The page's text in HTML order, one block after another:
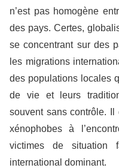
n’est pas homogène
des pays. Certes,
se concentrant sur des
les migrations
des populations locales
de vie et leurs
souvent sans contrôle.
xénophobes à
victimes de situation
international dominant.